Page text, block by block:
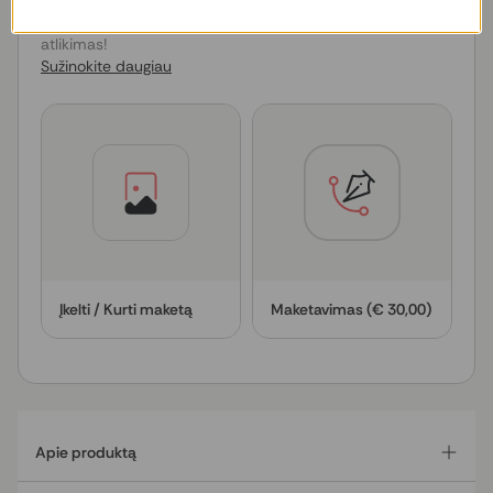
atlikimas!
Sužinokite daugiau
Įkelti / Kurti maketą Maketavimas (€ 30,00)
Apie produktą